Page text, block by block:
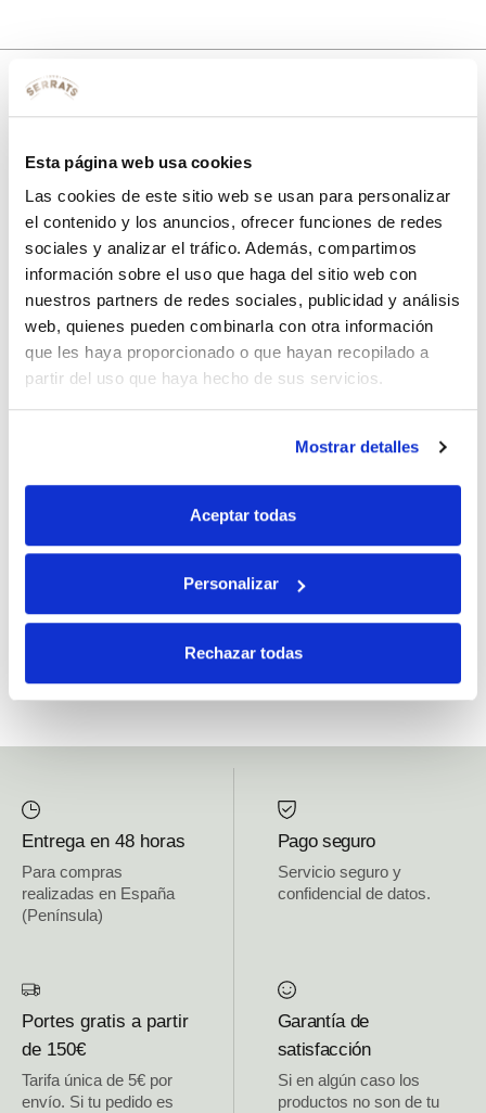
Esta página web usa cookies
Las cookies de este sitio web se usan para personalizar
el contenido y los anuncios, ofrecer funciones de redes
sociales y analizar el tráfico. Además, compartimos
información sobre el uso que haga del sitio web con
nuestros partners de redes sociales, publicidad y análisis
web, quienes pueden combinarla con otra información
que les haya proporcionado o que hayan recopilado a
partir del uso que haya hecho de sus servicios.
Mostrar detalles
Aceptar todas
Personalizar
Rechazar todas
con tu primera compra.
Apúntatea nuestra newsletter para recibir nuestras ofertas
disfruta de
un 10% de descuento en tu primera compra.
Si, he leído y acepto la política de protección de datos.
fines comerciales, legitimación: consentimiento, destinatarios: proveedor de
mensajería online, derechos: Acceder, rectificar y suprimir los datos, así como
otros derechos, como se explica en la información adicional.
Entrega en 48 horas
Para compras
realizadas en España
(Península)
Pago seguro
Servicio seguro y
confidencial de datos.
Portes gratis a partir
de 150€
Tarifa única de 5€ por
envío. Si tu pedido es
Garantía de
satisfacción
Si en algún caso los
productos no son de tu